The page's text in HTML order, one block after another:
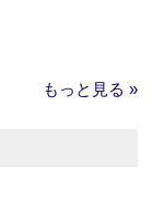
もっと見る »